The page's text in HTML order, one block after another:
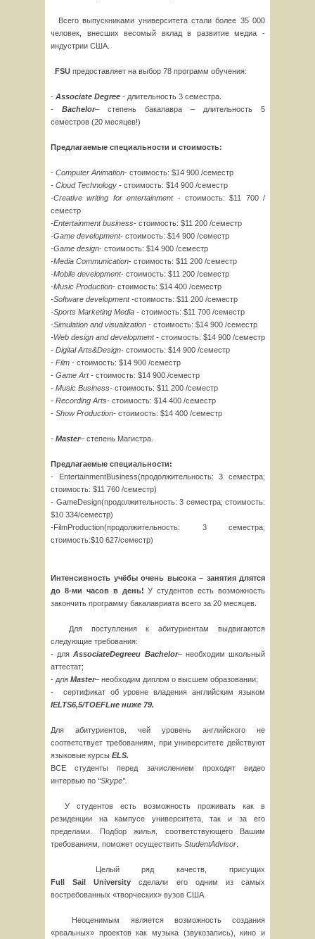
Всего выпускниками университета стали более 35 000
человек, внесших весомый вклад в развитие медиа -
индустрии США.
FSU предоставляет на выбор 78 программ обучения:
- Associate Degree - длительность 3 семестра.
- Bachelor– степень бакалавра – длительность 5
семестров (20 месяцев!)
Предлагаемые специальности и стоимость:
- Computer Animation- стоимость: $14 900 /семестр
- Cloud Technology - стоимость: $14 900 /семестр
-Creative writing for entertainment - стоимость: $11 700 /
семестр
-Entertainment business- стоимость: $11 200 /семестр
-Game development- стоимость: $14 900 /семестр
-Game design- стоимость: $14 900 /семестр
-Media Communication- стоимость: $11 200 /семестр
-Mobile development- стоимость: $11 200 /семестр
-Music Production- стоимость: $14 400 /семестр
-Software development -стоимость: $11 200 /семестр
-Sports Marketing Media - стоимость: $11 700 /семестр
-Simulation and visualization - стоимость: $14 900 /семестр
-Web design and development - стоимость: $14 900 /семестр
- DigitalArts&Design- стоимость: $14 900 /семестр
- Film - стоимость: $14 900 /семестр
- Game Art- стоимость: $14 900 /семестр
- Musiс Business- стоимость: $11 200 /семестр
- Recording Arts- стоимость: $14 400 /семестр
- ShowProduction- стоимость: $14 400 /семестр
- Master– степень Магистра.
Предлагаемые специальности:
- EntertainmentBusiness(продолжительность: 3 семестра;
стоимость: $11 760 /семестр)
- GameDesign(продолжительность: 3 семестра; стоимость:
$10 334/семестр)
-FilmProduction(продолжительность: 3 семестра;
стоимость:$10 627/семестр)
Интенсивность учёбы очень высока – занятия длятся
до 8-ми часов в день! У студентов есть возможность
закончить программу бакалавриата всего за 20 месяцев.
Для поступления к абитуриентам выдвигаются
следующие требования:
- дляAssociateDegreeи Bachelor– необходим школьный
аттестат;
- для Master– необходим диплом о высшем образовании;
- сертификат об уровне владения английским языком
IELTS6,5/TOEFLне ниже 79.
Для абитуриентов, чей уровень английского не
соответствует требованиям, при университете действуют
языковые курсы ELS.
ВСЕ студенты перед зачислением проходят видео
интервью по “Skype”.
У студентов есть возможность проживать как в
резиденции на кампусе университета, так и за его
пределами. Подбор жилья, соответствующего Вашим
требованиям, поможет осуществить StudentAdvisor
Целый ряд качеств, присущих
FullSailUniversityсделали его одним из самых
востребованных «творческих» вузов США.
Неоценимым является возможность создания
«реальных» проектов как музыка (звукозапись), кино и